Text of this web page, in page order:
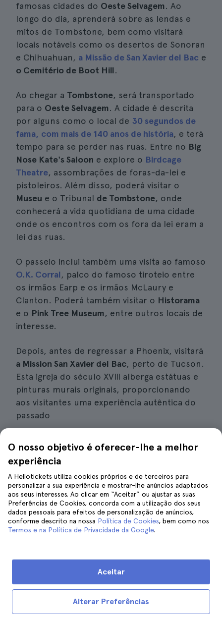
famosas cidades do Oeste Selvagem. Ao
longo do dia, aprenderá sobre as lendas e
mitos de Tombstone, bem como visitará
locais notáveis como os desertos de Sonoran
e Chihuahuan, a Missão de San Xavier del Bac e
o Cemitério de Boot Hill.
Ao chegar a Tombstone, será transportado
para o Oeste Selvagem. A cidade é descrita
por alguns como o local de 30 segundos de
fama, com mais de 140 anos de história, e terá
tempo para se perder nas ruas. Entre no Big
Nose Kate's Saloon e explore o Birdcage
Theatre, assombrações de foras-da-lei e
pistoleiros. Além disso, poderá visitar o
Museu e o Tribunal de Tombstone, onde
conhecerá a vida quotidiana de uma cidade
onde os encontros com os fora da lei eram a
lei das ruas.
O passeio inclui também uma visita ao famoso
O.K. Corral, palco do famoso tiroteio entre
os irmãos Earp e os irmãos McLaury e
Clanton. Poderá também visitar o Historama
e o Pink Tree Museum, entre outros locais de
interesse.
Depois, antes de regressar a Phoenix, visitará
a Mission San Xavier del Bac, perto de Tucson.
Esta igreja do século XVIII alberga estátuas e
pinturas murais originais, proporcionando
aos visitantes uma experiência autêntica do
passado
Sabia que
O Cemitério de Boot Hill tem este
nome devido à forma como a maioria
dos salteadores de estrada eram
enterrados - "com as botas
calçadas". A expressão ficou
enraizada na cultura popular.
Preço: A partir de 182 euros por pessoa.
O nosso objetivo é oferecer-lhe a melhor
experiência
A Hellotickets utiliza cookies próprios e de terceiros para
personalizar a sua experiência e mostrar-lhe anúncios adaptados
aos seus interesses. Ao clicar em “Aceitar” ou ajustar as suas
Preferências de Cookies, concorda com a utilização dos seus
dados pessoais para efeitos de personalização de anúncios,
conforme descrito na nossa Política de Cookies, bem como nos
Termos e na Política de Privacidade da Google.
Alterar Preferências
Aceitar